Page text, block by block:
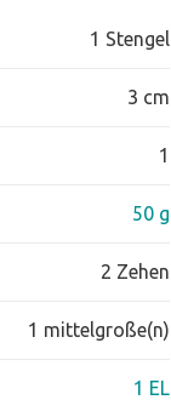
1 Stengel
3 cm
1
50 g
2 Zehen
1 mittelgroße(n)
1 EL